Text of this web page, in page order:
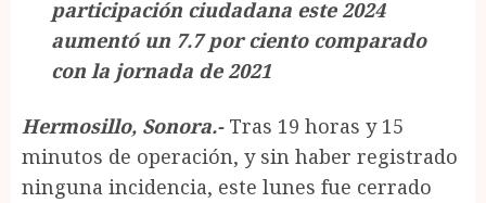
participación ciudadana este 2024
aumentó un 7.7 por ciento comparado
con la jornada de 2021
Hermosillo, Sonora.-Tras 19 horas y 15
minutos de operación, y sin haber registrado
ninguna incidencia, este lunes fue cerrado